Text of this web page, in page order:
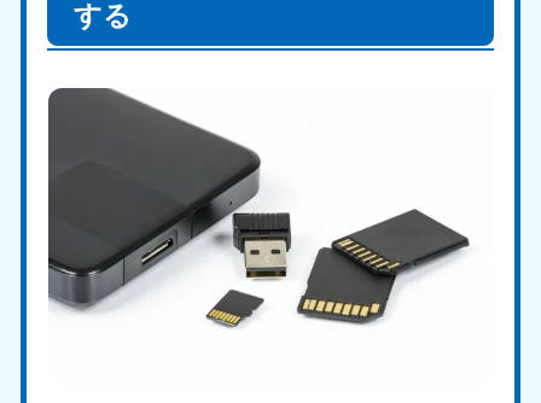
する